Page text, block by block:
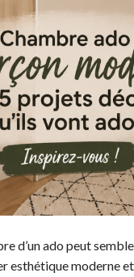
d’un ado peut
esthétique moderne